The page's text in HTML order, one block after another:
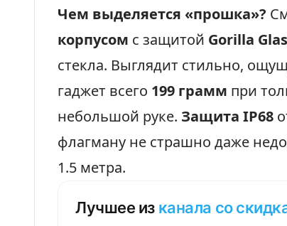
Чем выделяется «прошка»?
корпусом с защитой Gorilla
стекла. Выглядит стильно,
гаджет всего 199 грамм при
небольшой руке. Защита IP68
флагману не страшно даже
1.5 метра.
Лучшее из канала со